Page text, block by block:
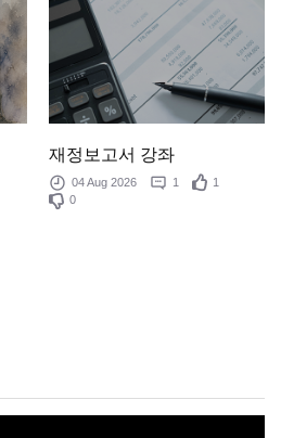
재정보고서 강좌
04 Aug 2026 1
1
0